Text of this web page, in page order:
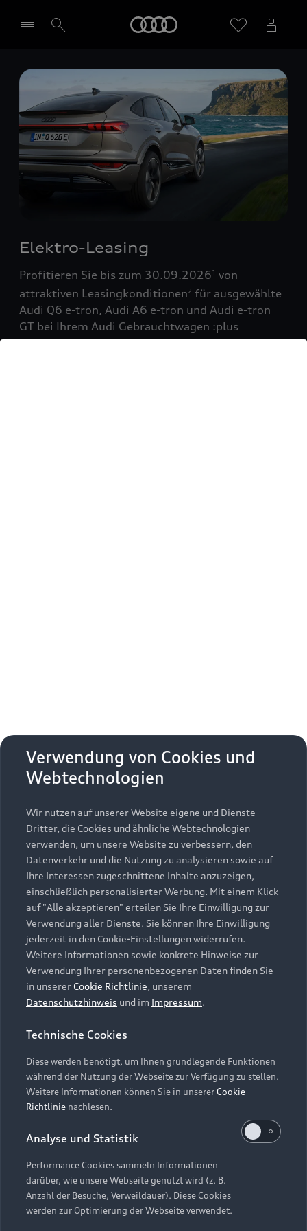
Händler wählen
Elektro-Leasing
Profitieren Sie bis zum 30.09.20261 von
attraktiven Leasingkonditionen2 für ausgewählte
Audi Q6 e-tron, Audi A6 e-tron und Audi e-tron
GT bei Ihrem Audi Gebrauchtwagen :plus
Partner!
Zurück nach oben
Modelle
Alle Modelle
Modelle vergleichen
Elektromodelle
Plug-in-Hybride
Kaufen & leasen
Neuwagensuche
Gebrauchtwagensuche
Gebrauchtwagen
Finanzierung
Aktionen & Angebote
Geschäftskunden
Service & Zubehör
Saisonale Angebote
Audi Services
Garantie
Audi digital services
myAudi
Support
Kundenservice
Händlersuche
Audi Code
Online-Terminvereinbarung
Servicekontakt
Vertrag widerrufen
Über Audi
Unternehmen
Karriere
Investor Relations
Presse & Media Center
Datenschutz
Audi erleben
Newsletter
Impressum Rechtliches
Hinweisgebersystem
Datenschutzinformation
Cookie-Einstellungen
Cookie-Richtlinie
Barrierefreiheit
Hinweis: Die aktuelle Darstellung und Anordnung der
Embleme am Fahrzeug bei allen Abbildungen auf dieser
Webseite kann abweichen.
Verwendung von Cookies und
Webtechnologien
Wir nutzen auf unserer Website eigene und Dienste
Dritter, die Cookies und ähnliche Webtechnologien
verwenden, um unsere Website zu verbessern, den
Datenverkehr und die Nutzung zu analysieren sowie auf
Ihre Interessen zugeschnittene Inhalte anzuzeigen,
einschließlich personalisierter Werbung. Mit einem Klick
auf "Alle akzeptieren" erteilen Sie Ihre Einwilligung zur
Verwendung aller Dienste. Sie können Ihre Einwilligung
jederzeit in den Cookie-Einstellungen widerrufen.
Weitere Informationen sowie konkrete Hinweise zur
Verwendung Ihrer personenbezogenen Daten finden Sie
in unserer Cookie Richtlinie, unserem
Datenschutzhinweis und im Impressum.
Technische Cookies
Diese werden benötigt, um Ihnen grundlegende Funktionen
während der Nutzung der Webseite zur Verfügung zu stellen.
Weitere Informationen können Sie in unsererCookie
Richtlinie nachlesen.
Analyse und Statistik
Performance Cookies sammeln Informationen
darüber, wie unsere Webseite genutzt wird (z. B.
Anzahl der Besuche, Verweildauer). Diese Cookies
werden zur Optimierung der Webseite verwendet.